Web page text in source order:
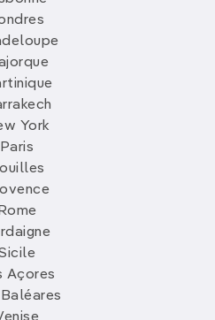
York
Paris
Rome
Açores
Baléares